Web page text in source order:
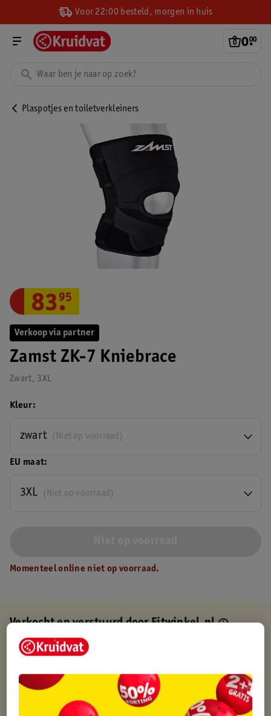
Voor 22:00 besteld, morgen in huis
0.
00
Plaspotjes en toiletverkleiners
Verkoop via partner
Zamst ZK-7 Kniebrace
Zwart, 3XL
83.
95
EU maat
(Niet op voorraad)
3XL
Kleur
(Niet op voorraad)
zwart
Momenteel online niet op voorraad.
Verkocht en verstuurd doorFitwinkel.nl
Binnen 1 werkdag verstuurd
Gratis retourneren via verkooppartner.
Gratis punten met je Kruidvat kaart